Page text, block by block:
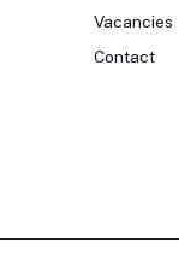
Vacancies
Contact